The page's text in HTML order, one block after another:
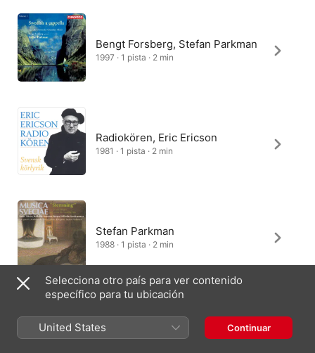
Bengt Forsberg, Stefan Parkman
1997 · 1 pista · 2 min
Radiokören, Eric Ericson
1981 · 1 pista · 2 min
Stefan Parkman
1988 · 1 pista · 2 min
Selecciona otro país para ver contenido
específico para tu ubicación
United States Continuar